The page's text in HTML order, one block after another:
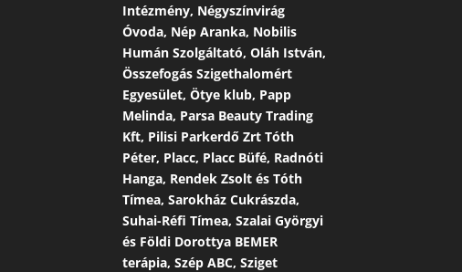
Intézmény, Négyszínvirág
Óvoda, Nép Aranka, Nobilis
Humán Szolgáltató, Oláh István,
Összefogás Szigethalomért
Egyesület, Ötye klub, Papp
Melinda, Parsa Beauty Trading
Kft, Pilisi Parkerdő Zrt Tóth
Péter, Placc, Placc Büfé, Radnóti
Hanga, Rendek Zsolt és Tóth
Tímea, Sarokház Cukrászda,
Suhai-Réfi Tímea, Szalai Györgyi
és Földi Dorottya BEMER
terápia, Szép ABC, Sziget